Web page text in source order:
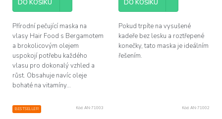
DO KOŠÍKU
Přírodní pečující maska na
vlasy Hair Food s Bergamotem
a brokolicovým olejem
uspokojí potřebu každého
vlasu pro dokonalý vzhled a
růst. Obsahuje navíc oleje
bohaté na vitamíny...
DO KOŠÍKU
Pokud trpíte na vysušené
kadeře bez lesku a roztřepené
konečky, tato maska je ideálním
řešením.
BESTSELLER Kód: AN-71003 Kód: AN-71002